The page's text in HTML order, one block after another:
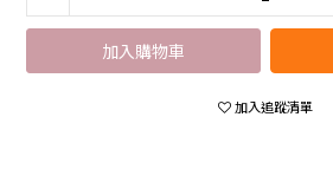
加入購物車
加入追蹤清單